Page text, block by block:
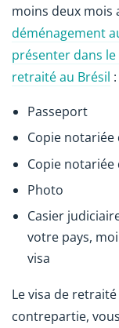
moins deux mois
déménagement
présenter dans
retraité au Brésil :
Passeport
Copie
Copie notariée
Photo
Casier
votre pays,
visa
Le visa de
contrepartie,